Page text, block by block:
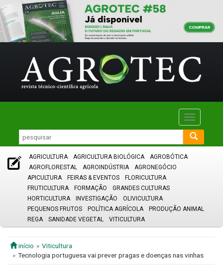
Toggle
AGRICULTURA AGRICULTURA BIOLÓGICA
AGROBÓTICA
AGROFLORESTAL
AGROINDÚSTRIA
AGRONEGÓCIO
APICULTURA
FEIRAS & EVENTOS
FLORICULTURA
FRUTICULTURA
FORMAÇÃO
GRANDES CULTURAS
HORTICULTURA
INVESTIGAÇÃO
OLIVICULTURA
PEQUENOS FRUTOS
POLÍTICA AGRÍCOLA
PRODUÇÃO ANIMAL
REGA
SANIDADE VEGETAL VITICULTURA
início
Viticultura
Tecnologia portuguesa vai prever pragas e doenças nas vinhas